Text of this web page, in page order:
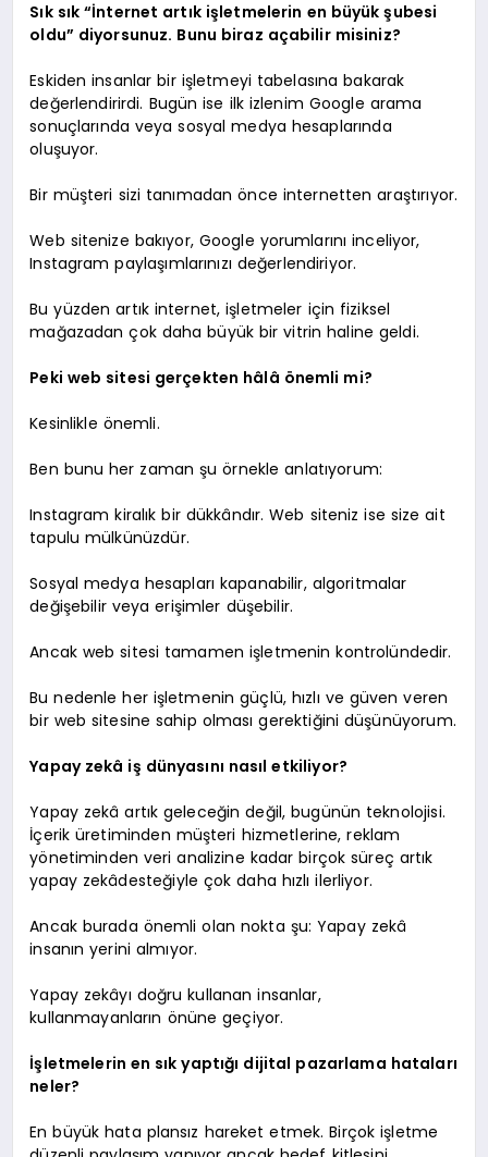
Sık sık “İnternet artık işletmelerin en büyük şubesi
oldu” diyorsunuz. Bunu biraz açabilir misiniz?
Eskiden insanlar bir işletmeyi tabelasına bakarak
değerlendirirdi. Bugün ise ilk izlenim Google arama
sonuçlarında veya sosyal medya hesaplarında
oluşuyor.
Bir müşteri sizi tanımadan önce internetten araştırıyor.
Web sitenize bakıyor, Google yorumlarını inceliyor,
Instagram paylaşımlarınızı değerlendiriyor.
Bu yüzden artık internet, işletmeler için fiziksel
mağazadan çok daha büyük bir vitrin haline geldi.
Peki web sitesi gerçekten hâlâ önemli mi?
Kesinlikle önemli.
Ben bunu her zaman şu örnekle anlatıyorum:
Instagram kiralık bir dükkândır. Web siteniz ise size ait
tapulu mülkünüzdür.
Sosyal medya hesapları kapanabilir, algoritmalar
değişebilir veya erişimler düşebilir.
Ancak web sitesi tamamen işletmenin kontrolündedir.
Bu nedenle her işletmenin güçlü, hızlı ve güven veren
bir web sitesine sahip olması gerektiğini düşünüyorum.
Yapay zekâ iş dünyasını nasıl etkiliyor?
Yapay zekâ artık geleceğin değil, bugünün teknolojisi.
İçerik üretiminden müşteri hizmetlerine, reklam
yönetiminden veri analizine kadar birçok süreç artık
yapay zekâdesteğiyle çok daha hızlı ilerliyor.
Ancak burada önemli olan nokta şu: Yapay zekâ
insanın yerini almıyor.
Yapay zekâyı doğru kullanan insanlar,
kullanmayanların önüne geçiyor.
İşletmelerin en sık yaptığı dijital pazarlama hataları
neler?
En büyük hata plansız hareket etmek. Birçok işletme